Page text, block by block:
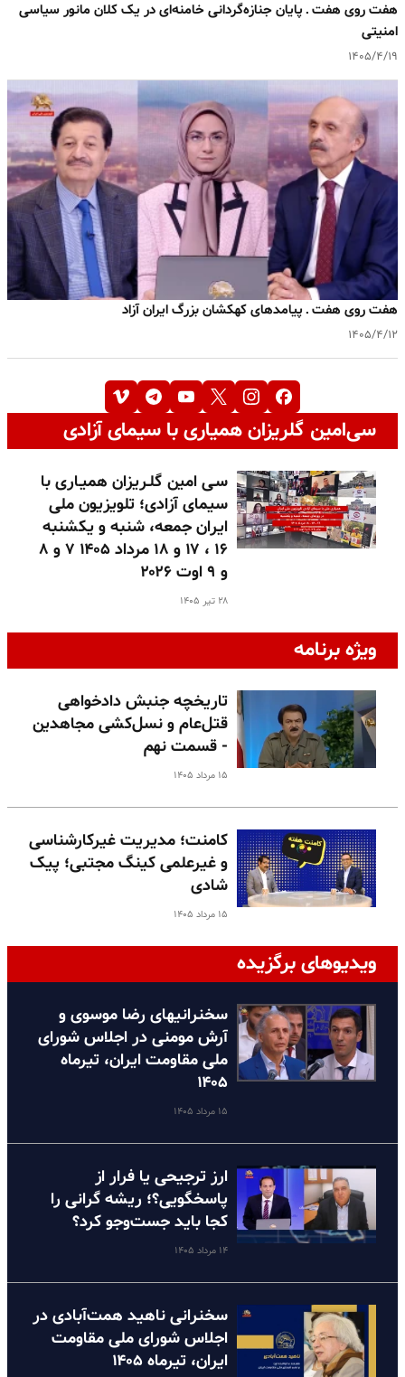
هفت روی هفت ـ پایان جنازه‌گردانی خامنه‌ای در یک کلان مانور سیاسی
امنیتی
۱۴۰۵/۴/۱۹
هفت روی هفت ـ پیامدهای کهکشان بزرگ ایران آزاد
۱۴۰۵/۴/۱۲
سی‌امین گلریزان همیاری با سیمای آزادی
سـی امین گلـریزان همیـاری با
سیمای آزادی؛ تلویزیون ملی
ایران جمعه، شنبه و یکشنبه
۱۶ ، ۱۷ و ۱۸ مرداد ۱۴۰۵ ۷ و ۸
و ۹ اوت ۲۰۲۶
۲۸ تیر ۱۴۰۵
ویژه برنامه
تاریخچه جنبش دادخواهی
قتل‌عام و نسل‌کشی مجاهدین
- قسمت نهم
۱۵ مرداد ۱۴۰۵
کامنت؛ مدیریت غیرکارشناسی
و غیرعلمی کینگ مجتبی؛ پیک
شادی
۱۵ مرداد ۱۴۰۵
ویدیوهای برگزیده
سخنرانیهای رضا موسوی و
آرش مومنی در اجلاس شورای
ملی مقاومت ایران، تیرماه
۱۴۰۵
۱۵ مرداد ۱۴۰۵
ارز ترجیحی یا فرار از
پاسخگویی؟؛ ریشه گرانی را
کجا باید جست‌وجو کرد؟
۱۴ مرداد ۱۴۰۵
سخنرانی ناهید همت‌آبادی در
اجلاس شورای ملی مقاومت
ایران، تیرماه ۱۴۰۵